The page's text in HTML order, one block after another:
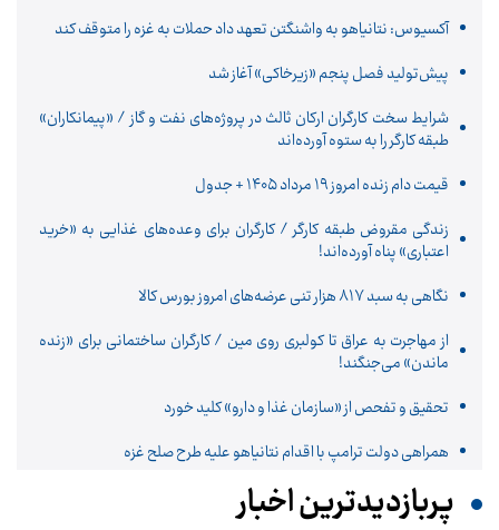
آکسیوس: نتانیاهو به واشنگتن تعهد داد حملات به غزه را متوقف کند
پیش‌تولید فصل پنجم «زیرخاکی» آغاز شد
شرایط سخت کارگران ارکان ثالث در پروژه‌های نفت و گاز / «پیمانکاران»
طبقه کارگر را به ستوه آورده‌اند
قیمت دام زنده امروز ۱۹ مرداد ۱۴۰۵ + جدول
زندگی مقروض طبقه کارگر / کارگران برای وعده‌های غذایی به «خرید
اعتباری» پناه آورده‌اند!
نگاهی به سبد ۸۱۷ هزار تنی عرضه‌های امروز بورس کالا
از مهاجرت به عراق تا کولبری روی مین / کارگران ساختمانی برای «زنده
ماندن» می‌جنگند!
تحقیق و تفحص از «سازمان غذا و دارو» کلید خورد
همراهی دولت ترامپ با اقدام نتانیاهو علیه طرح صلح غزه
پربازدیدترین اخبار